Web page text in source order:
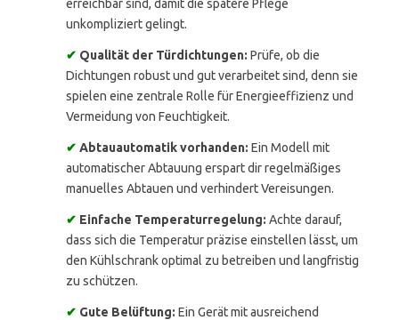
erreichbar sind, damit die spätere Pflege
unkompliziert gelingt.
✔ Qualität der Türdichtungen: Prüfe, ob die
Dichtungen robust und gut verarbeitet sind, denn sie
spielen eine zentrale Rolle für Energieeffizienz und
Vermeidung von Feuchtigkeit.
✔ Abtauautomatik vorhanden: Ein Modell mit
automatischer Abtauung erspart dir regelmäßiges
manuelles Abtauen und verhindert Vereisungen.
✔ Einfache Temperaturregelung: Achte darauf,
dass sich die Temperatur präzise einstellen lässt, um
den Kühlschrank optimal zu betreiben und langfristig
zu schützen.
✔ Gute Belüftung: Ein Gerät mit ausreichend